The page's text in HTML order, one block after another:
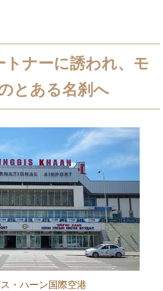
トナーに誘われ、モ
とある名刹へ
・ハーン国際空港